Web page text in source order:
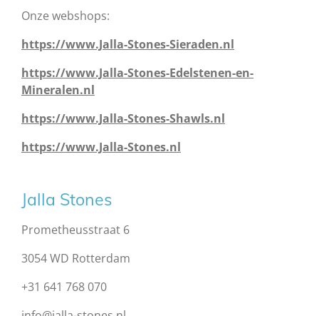
Onze webshops:
https://www.Jalla-Stones-Sieraden.nl
https://www.Jalla-Stones-Edelstenen-en-
Mineralen.nl
https://www.Jalla-Stones-Shawls.nl
https://www.Jalla-Stones.nl
Jalla Stones
Prometheusstraat 6
3054 WD Rotterdam
+31 641 768 070